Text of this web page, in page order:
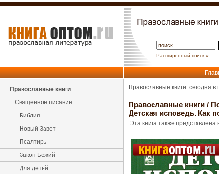
Расширенный поиск »
Православные книги
Священное писание
Библия
Новый Завет
Псалтирь
Закон Божий
Для детей
Православные книги: сегодня
Православные книги /
Детская исповедь. Как
Эта книга также представлена